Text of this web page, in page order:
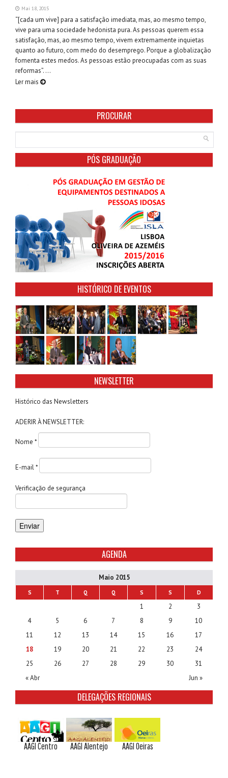
Mai 18, 2015
“[cada um vive] para a satisfação imediata, mas, ao mesmo tempo,
vive para uma sociedade hedonista pura. As pessoas querem essa
satisfação, mas, ao mesmo tempo, vivem extremamente inquietas
quanto ao futuro, com medo do desemprego. Porque a globalização
fomenta estes medos. As pessoas estão preocupadas com as suas
reformas”. ...
Ler mais
PROCURAR
PÓS GRADUAÇÃO
HISTÓRICO DE EVENTOS
NEWSLETTER
Histórico das Newsletters
ADERIR À NEWSLETTER:
Nome *
E-mail *
Verificaçăo de segurança
AGENDA
Maio 2015
S T Q Q S S D
« Abr Jun »
1 2
3
4
5 6 7 8 9
10
11
12 13 14 15 16
17
18
19 20 21 22 23
24
25
26 27 28 29 30 31
DELEGAÇÕES REGIONAIS
AAGI Centro AAGI Alentejo AAGI Oeiras